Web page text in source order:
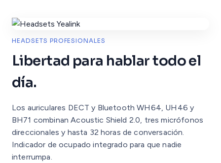
HEADSETS PROFESIONALES
Libertad para hablar todo el
día.
Los auriculares DECT y Bluetooth WH64, UH46 y
BH71 combinan Acoustic Shield 2.0, tres micrófonos
direccionales y hasta 32 horas de conversación.
Indicador de ocupado integrado para que nadie
interrumpa.